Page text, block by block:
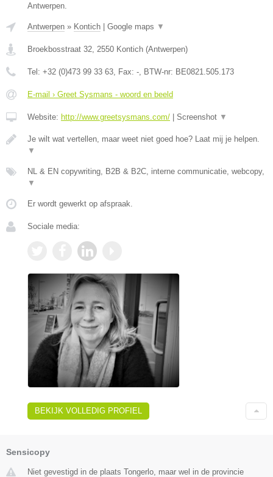
Antwerpen.
Antwerpen » Kontich Google maps ▼
Broekbosstraat 32, 2550 Kontich (Antwerpen)
Tel: +32 (0)473 99 33 63, Fax: -, BTW-nr: BE0821.505.173
E-mail › Greet Sysmans - woord en beeld
Website: http://www.greetsysmans.com/ Screenshot ▼
Je wilt wat vertellen, maar weet niet goed hoe? Laat mij je helpen.
▼
NL & EN copywriting, B2B & B2C, interne communicatie, webcopy,
▼
Er wordt gewerkt op afspraak.
Sociale media:
BEKIJK VOLLEDIG PROFIEL
Sensicopy
Niet gevestigd in de plaats Tongerlo, maar wel in de provincie